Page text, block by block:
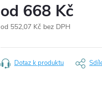
od 668 Kč
od 552,07 Kč bez DPH
cena:
Dotaz k produktu